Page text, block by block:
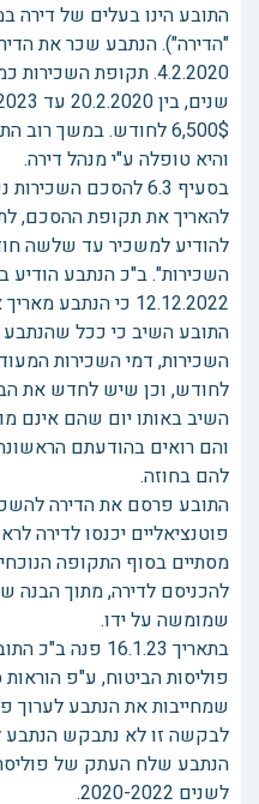
התובע הינו בעלים של דירה
"הדירה"). הנתבע שכר את
4.2.2020. תקופת
6,500$ לחודש. במשך
והיא טופלה ע"י מנהל דירה.
בסעיף 6.3 להסכם
להאריך את תקופת ההסכם,
להודיע למשכיר עד שלשה
השכירות". ב"כ הנתבע הודיע
12.12.2022 כי
התובע השיב כי ככל שהנתבע
לחודש, וכן שיש לחדש את
השיב באותו יום שהם אינם
והם רואים בהודעתם
להם בחוזה.
התובע פרסם את הדירה
פוטנציאליים יכנסו לדירה
מסתיים בסוף התקופה
להכניסם לדירה, מתוך הבנה
שמומשה על ידו.
בתאריך 16.1.23
שמחייבות את הנתבע לערוך
לבקשה זו לא נתבקש הנתבע
לשנים 2020-2022.